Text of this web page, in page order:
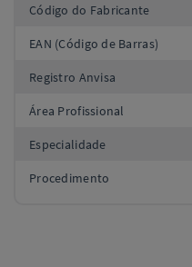
Código do Fabricante
EAN (Código de Barras)
Registro Anvisa
Área Profissional
Especialidade
Procedimento